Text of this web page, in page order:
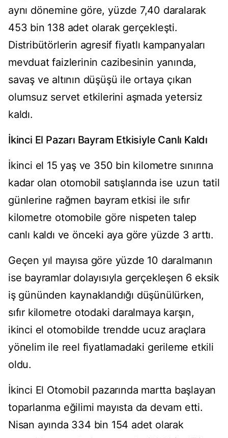
aynı dönemine göre, yüzde 7,40 daralarak
453 bin 138 adet olarak gerçekleşti.
Distribütörlerin agresif fiyatlı kampanyaları
mevduat faizlerinin cazibesinin yanında,
savaş ve altının düşüşü ile ortaya çıkan
olumsuz servet etkilerini aşmada yetersiz
kaldı.
İkinci El Pazarı Bayram Etkisiyle Canlı Kaldı
İkinci el 15 yaş ve 350 bin kilometre sınırına
kadar olan otomobil satışlarında ise uzun tatil
günlerine rağmen bayram etkisi ile sıfır
kilometre otomobile göre nispeten talep
canlı kaldı ve önceki aya göre yüzde 3 arttı.
Geçen yıl mayısa göre yüzde 10 daralmanın
ise bayramlar dolayısıyla gerçekleşen 6 eksik
iş gününden kaynaklandığı düşünülürken,
sıfır kilometre otodaki daralmaya karşın,
ikinci el otomobilde trendde ucuz araçlara
yönelim ile reel fiyatlamadaki gerileme etkili
oldu.
İkinci El Otomobil pazarında martta başlayan
toparlanma eğilimi mayısta da devam etti.
Nisan ayında 334 bin 154 adet olarak